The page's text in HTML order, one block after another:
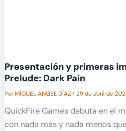
Presentación y primeras
Prelude: Dark Pain
PorMIGUEL ÁNGEL DÍAZ/29 de abril de
QuickFire Games debuta en el
con nada más y nada menos